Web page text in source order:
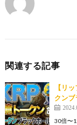
関連する記事
【リ
クン
30倍〜